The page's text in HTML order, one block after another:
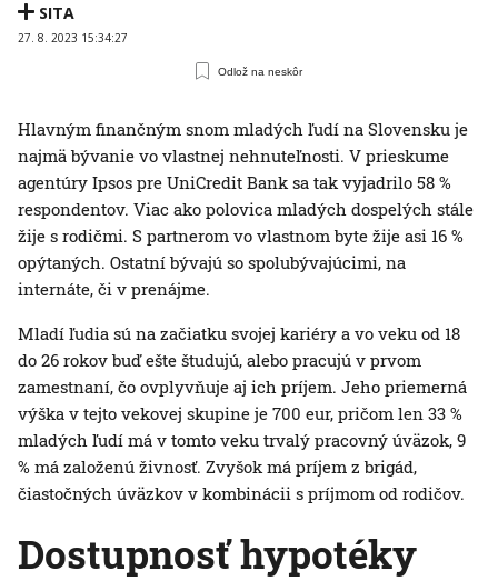
SITA
27. 8. 2023 15:34:27
Odlož na neskôr
Hlavným finančným snom mladých ľudí na Slovensku je
najmä bývanie vo vlastnej nehnuteľnosti. V prieskume
agentúry Ipsos pre UniCredit Bank sa tak vyjadrilo 58 %
respondentov. Viac ako polovica mladých dospelých stále
žije s rodičmi. S partnerom vo vlastnom byte žije asi 16 %
opýtaných. Ostatní bývajú so spolubývajúcimi, na
internáte, či v prenájme.
Mladí ľudia sú na začiatku svojej kariéry a vo veku od 18
do 26 rokov buď ešte študujú, alebo pracujú v prvom
zamestnaní, čo ovplyvňuje aj ich príjem. Jeho priemerná
výška v tejto vekovej skupine je 700 eur, pričom len 33 %
mladých ľudí má v tomto veku trvalý pracovný úväzok, 9
% má založenú živnosť. Zvyšok má príjem z brigád,
čiastočných úväzkov v kombinácii s príjmom od rodičov.
Dostupnosť hypotéky